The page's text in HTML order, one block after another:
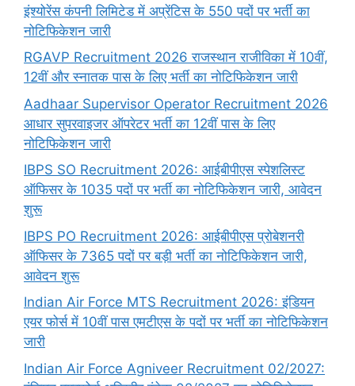
इंश्योरेंस कंपनी लिमिटेड में अप्रेंटिस के 550 पदों पर भर्ती का
नोटिफिकेशन जारी
RGAVP Recruitment 2026 राजस्थान राजीविका में 10वीं,
12वीं और स्नातक पास के लिए भर्ती का नोटिफिकेशन जारी
Aadhaar Supervisor Operator Recruitment 2026
आधार सुपरवाइजर ऑपरेटर भर्ती का 12वीं पास के लिए
नोटिफिकेशन जारी
IBPS SO Recruitment 2026: आईबीपीएस स्पेशलिस्ट
ऑफिसर के 1035 पदों पर भर्ती का नोटिफिकेशन जारी, आवेदन
शुरू
IBPS PO Recruitment 2026: आईबीपीएस प्रोबेशनरी
ऑफिसर के 7365 पदों पर बड़ी भर्ती का नोटिफिकेशन जारी,
आवेदन शुरू
Indian Air Force MTS Recruitment 2026: इंडियन
एयर फोर्स में 10वीं पास एमटीएस के पदों पर भर्ती का नोटिफिकेशन
जारी
Indian Air Force Agniveer Recruitment 02/2027: